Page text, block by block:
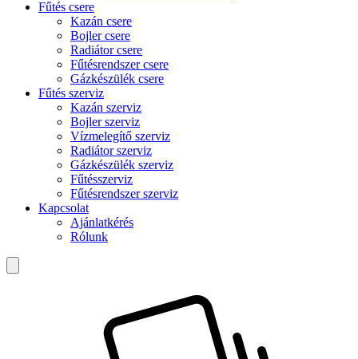
Fűtés csere
Kazán csere
Bojler csere
Radiátor csere
Fűtésrendszer csere
Gázkészülék csere
Fűtés szerviz
Kazán szerviz
Bojler szerviz
Vízmelegítő szerviz
Radiátor szerviz
Gázkészülék szerviz
Fűtésszerviz
Fűtésrendszer szerviz
Kapcsolat
Ajánlatkérés
Rólunk